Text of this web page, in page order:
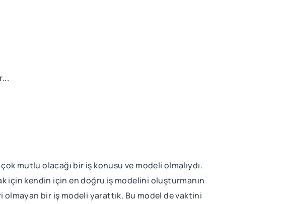
mutlu olacağı bir iş konusu ve modeli olmalıydı.
için kendin için en doğru iş modelini oluşturmanın
bir iş modeli yarattık. Bu model de vaktini